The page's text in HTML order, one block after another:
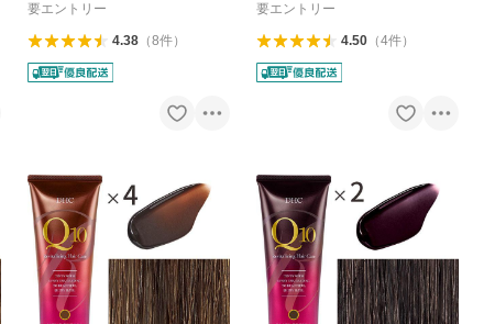
要エントリー
4.38（8件）
要エントリー
4.50（4件）